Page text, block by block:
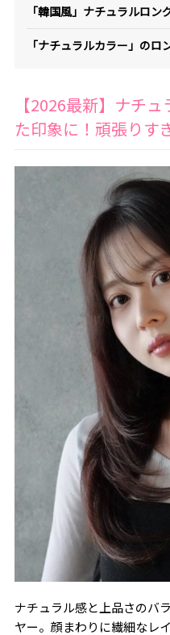
「韓国風」ナチュラルロン
「ナチュラルカラー」のロ
【2026最新】ナチ
た印象に！頑張りす
ナチュラル感と上品さのバ
ヤー。顔まわりに繊細なレ